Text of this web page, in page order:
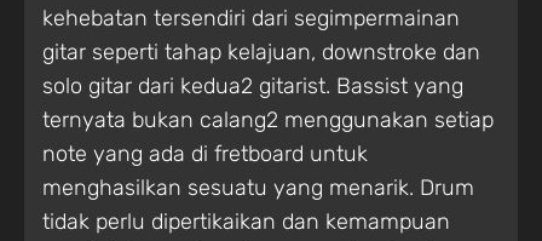
kehebatan tersendiri dari segimpermainan
gitar seperti tahap kelajuan, downstroke dan
solo gitar dari kedua2 gitarist. Bassist yang
ternyata bukan calang2 menggunakan setiap
note yang ada di fretboard untuk
menghasilkan sesuatu yang menarik. Drum
tidak perlu dipertikaikan dan kemampuan